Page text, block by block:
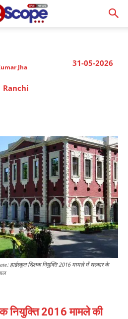
31-05-2026
Jha
Ranchi
हाईस्कूल शिक्षक नियुक्ति 2016 मामले में सरकार के
नियुक्ति 2016 मामले की